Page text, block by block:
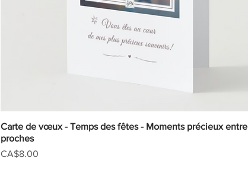
Quick View
Carte de vœux - Temps des fêtes - Moments précieux entre
proches
Price
CA$8.00